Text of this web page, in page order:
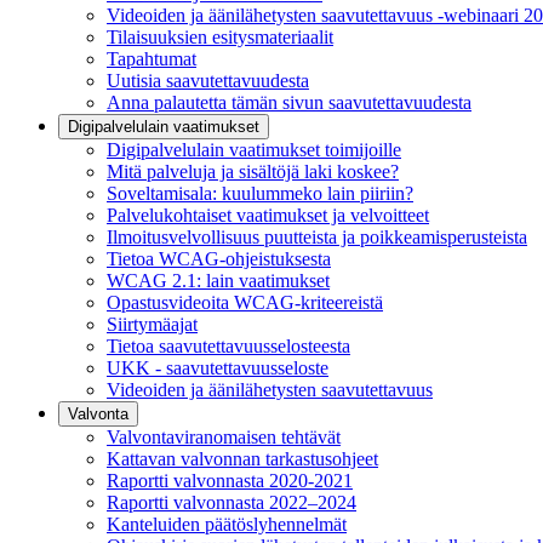
Videoiden ja äänilähetysten saavutettavuus -webinaari
Tilaisuuksien esitysmateriaalit
Tapahtumat
Uutisia saavutettavuudesta
Anna palautetta tämän sivun saavutettavuudesta
Digipalvelulain vaatimukset
Digipalvelulain vaatimukset toimijoille
Mitä palveluja ja sisältöjä laki koskee?
Soveltamisala: kuulummeko lain piiriin?
Palvelukohtaiset vaatimukset ja velvoitteet
Ilmoitusvelvollisuus puutteista ja poikkeamisperusteista
Tietoa WCAG-ohjeistuksesta
WCAG 2.1: lain vaatimukset
Opastusvideoita WCAG-kriteereistä
Siirtymäajat
Tietoa saavutettavuusselosteesta
UKK - saavutettavuusseloste
Videoiden ja äänilähetysten saavutettavuus
Valvonta
Valvontaviranomaisen tehtävät
Kattavan valvonnan tarkastusohjeet
Raportti valvonnasta 2020-2021
Raportti valvonnasta 2022–2024
Kanteluiden päätöslyhennelmät